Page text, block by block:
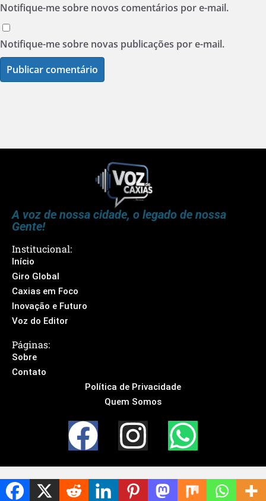
Notifique-me sobre novos comentários por e-mail.
Notifique-me sobre novas publicações por e-mail.
A voz de nossa cidade, o legado de nossa
Gente!
Institucional:
Início
Giro Global
Caxias em Foco
Inovação e Futuro
Voz do Editor
Páginas:
Sobre
Contato
Política de Privacidade
Quem Somos